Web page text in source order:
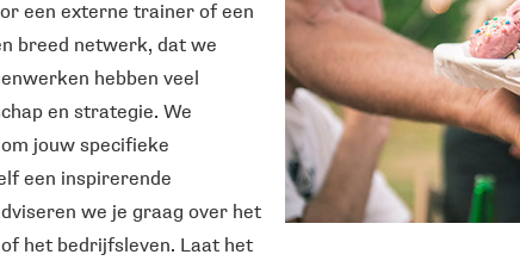
een externe trainer of een
breed netwerk, dat we
hebben veel
en strategie. We
jouw specifieke
een inspirerende
we je graag over het
het bedrijfsleven. Laat het